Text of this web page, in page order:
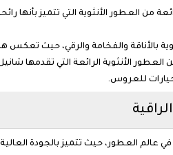
من العطور الأنثوية التي تتميز بأنها
بالأناقة والفخامة والرقي، حيث تعكس
للعروس.
العطور، حيث تتميز بالجودة العالية